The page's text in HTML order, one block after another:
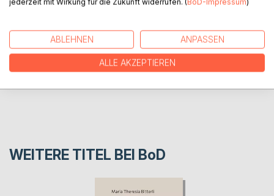
AUTOR/IN
PRESSESTIMMEN
REZENSIONEN
WEITERE TITEL BEI BoD
jederzeit mit Wirkung für die Zukunft widerrufen. (BoD-Impressum)
ABLEHNEN ANPASSEN
ALLE AKZEPTIEREN